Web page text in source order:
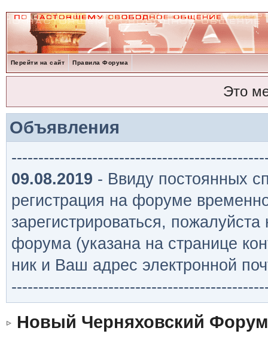
Перейти на сайт Правила Форума
Это
Объявления
09.08.2019 - Ввиду постоянных
регистрация на форуме
зарегистрироваться,
форума (указана на странице
ник и Ваш адрес электронной
Новый Черняховский Форум